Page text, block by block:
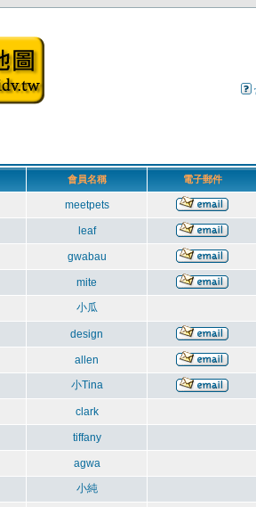
會員名稱 電子郵件
meetpets
leaf
gwabau
mite
小瓜
design
allen
小Tina
clark
tiffany
agwa
小純